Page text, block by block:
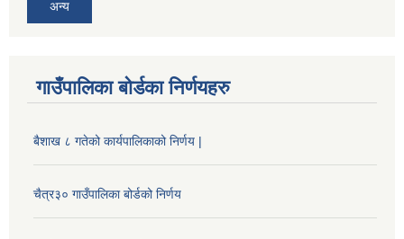
अन्य
गाउँपालिका बोर्डका निर्णयहरु
बैशाख ८ गतेको कार्यपालिकाको निर्णय |
चैत्र३० गाउँपालिका बोर्डको निर्णय